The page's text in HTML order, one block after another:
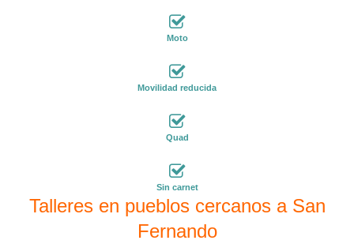
Moto
Movilidad reducida
Quad
Sin carnet
Talleres en pueblos cercanos a San
Fernando